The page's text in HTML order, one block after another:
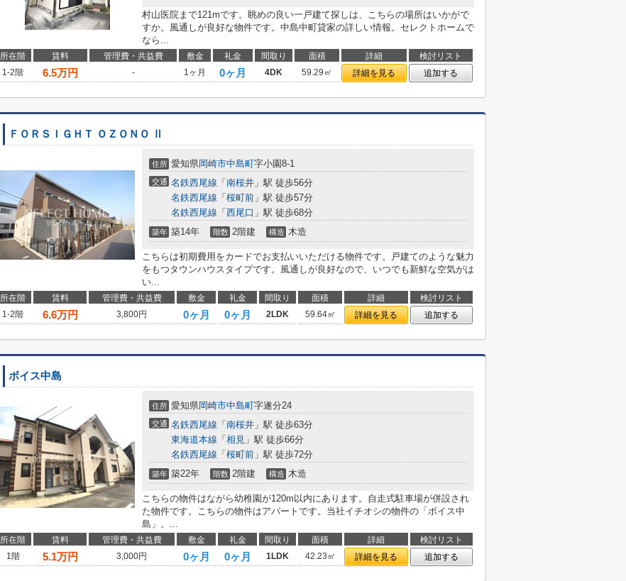
村山医院まで121mです。眺めの良い一戸建て探しは、こちらの場所はいかがで
すか。風通しが良好な物件です。中島中町貸家の詳しい情報。セレクトホームで
なら...
所在階 賃料 管理費・共益費 敷金 礼金 間取り 面積 詳細
検討リスト
1-2階
6.5万円 - 1ヶ月 0ヶ月 4DK 59.29㎡ 詳細を見る 追加する
ＦＯＲＳＩＧＨＴ ＯＺＯＮＯ Ⅱ
住所 愛知県岡崎市中島町字小園8-1
交通 名鉄西尾線 「 南桜井 」駅 徒歩56分
名鉄西尾線 「 桜町前 」駅 徒歩57分
名鉄西尾線 「 西尾口 」駅 徒歩68分
築年 築14年 階数 2階建 構造 木造
こちらは初期費用をカードでお支払いいただける物件です。戸建てのような魅力
をもつタウンハウスタイプです。風通しが良好なので、いつでも新鮮な空気がは
い...
所在階 賃料 管理費・共益費 敷金 礼金 間取り 面積 詳細
検討リスト
1-2階
6.6万円 3,800円 0ヶ月 0ヶ月 2LDK 59.64㎡ 詳細を見る 追加する
ボイス中島
住所 愛知県岡崎市中島町字遂分24
交通 名鉄西尾線 「 南桜井 」駅 徒歩63分
東海道本線 「 相見 」駅 徒歩66分
名鉄西尾線 「 桜町前 」駅 徒歩72分
築年 築22年 階数 2階建 構造 木造
こちらの物件はながら幼稚園が120m以内にあります。自走式駐車場が併設され
た物件です。こちらの物件はアパートです。当社イチオシの物件の「ボイス中
島」。...
所在階 賃料 管理費・共益費 敷金 礼金 間取り 面積 詳細
検討リスト
1階
5.1万円 3,000円 0ヶ月 0ヶ月 1LDK 42.23㎡ 詳細を見る 追加する